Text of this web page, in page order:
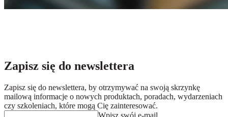
Zapisz się do newslettera
Zapisz się do newslettera, by otrzymywać na swoją skrzynkę
mailową informacje o nowych produktach, poradach, wydarzeniach
czy szkoleniach, które mogą Cię zainteresować.